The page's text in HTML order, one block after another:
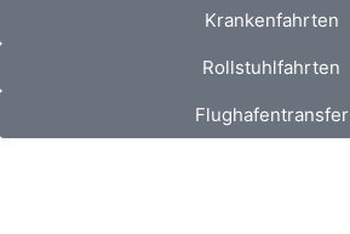
Krankenfahrten
Rollstuhlfahrten
Flughafentransfer